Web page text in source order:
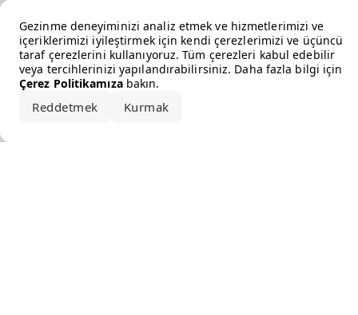
Gezinme deneyiminizi analiz etmek ve hizmetlerimizi ve
içeriklerimizi iyileştirmek için kendi çerezlerimizi ve üçüncü
taraf çerezlerini kullanıyoruz. Tüm çerezleri kabul edebilir
veya tercihlerinizi yapılandırabilirsiniz. Daha fazla bilgi için
Çerez Politikamızabakın.
Reddetmek Kurmak
Error loading the brand